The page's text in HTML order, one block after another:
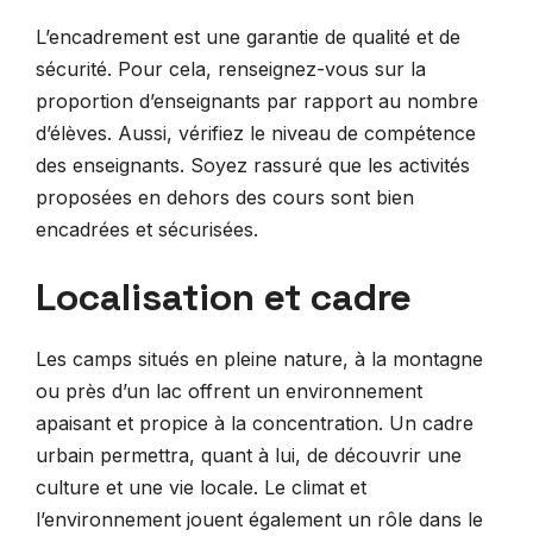
L’encadrement est une garantie de qualité et de
sécurité. Pour cela, renseignez-vous sur la
proportion d’enseignants par rapport au nombre
d’élèves. Aussi, vérifiez le niveau de compétence
des enseignants. Soyez rassuré que les activités
proposées en dehors des cours sont bien
encadrées et sécurisées.
Localisation et cadre
Les camps situés en pleine nature, à la montagne
ou près d’un lac offrent un environnement
apaisant et propice à la concentration. Un cadre
urbain permettra, quant à lui, de découvrir une
culture et une vie locale. Le climat et
l’environnement jouent également un rôle dans le